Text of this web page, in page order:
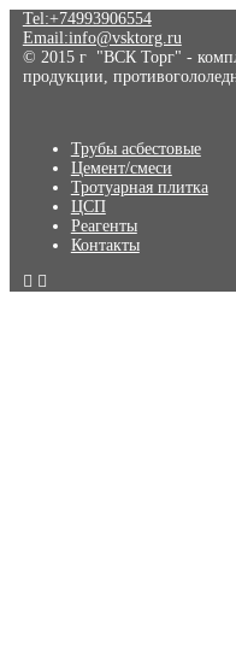
Tel:+74993906554
Email:info@vsktorg.ru
© 2015 г "ВСК Торг" -
продукции,
Трубы асбестовые
Цемент/смеси
Тротуарная плитка
ЦСП
Реагенты
Контакты